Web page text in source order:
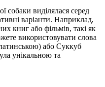
собаки виділялася серед
варіанти. Наприклад,
книг або фільмів, такі як
використовувати слова
або Суккуб
унікальною та